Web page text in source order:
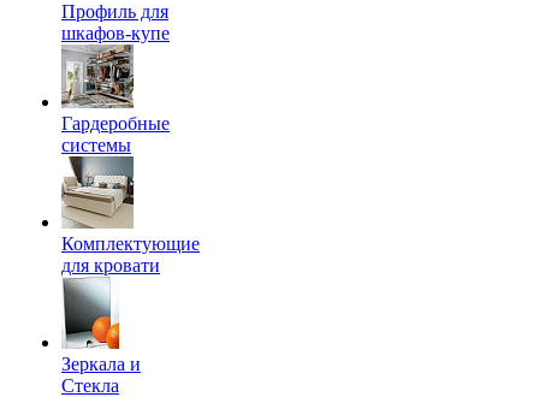
Профиль для
шкафов-купе
Гардеробные
системы
Комплектующие
для кровати
Зеркала и
Стекла